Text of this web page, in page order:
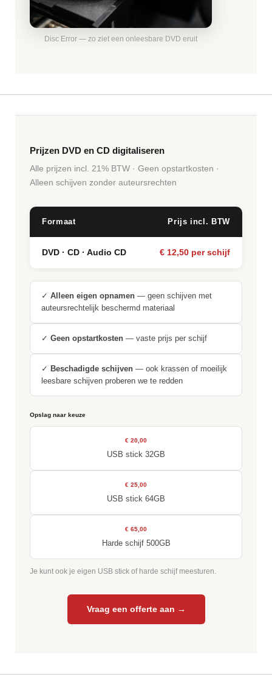
Disc Error — zo ziet een onleesbare DVD eruit
Prijzen DVD en CD digitaliseren
Alle prijzen incl. 21% BTW · Geen opstartkosten ·
Alleen schijven zonder auteursrechten
Formaat Prijs incl. BTW
DVD · CD · Audio CD € 12,50 per schijf
✓ Alleen eigen opnamen — geen schijven met
auteursrechtelijk beschermd materiaal
✓ Geen opstartkosten — vaste prijs per schijf
✓ Beschadigde schijven — ook krassen of moeilijk
leesbare schijven proberen we te redden
Opslag naar keuze
€ 20,00
USB stick 32GB
€ 25,00
USB stick 64GB
€ 65,00
Harde schijf 500GB
Je kunt ook je eigen USB stick of harde schijf meesturen.
Vraag een offerte aan →